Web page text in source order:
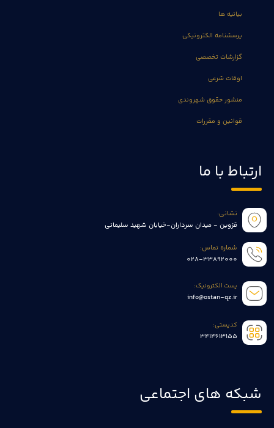
بیانیه ها
پرسشنامه الکترونیکی
گزارشات تخصصی
اوقات شرعی
منشور حقوق شهروندی
قوانین و مقررات
ارتباط با ما
نشانی:
قزوین - میدان سرداران-خیابان شهید سلیمانی
شماره تماس:
028-33892000
پست الکترونیک:
info@ostan-qz.ir
کدپستی:
3414613155
شبکه های اجتماعی